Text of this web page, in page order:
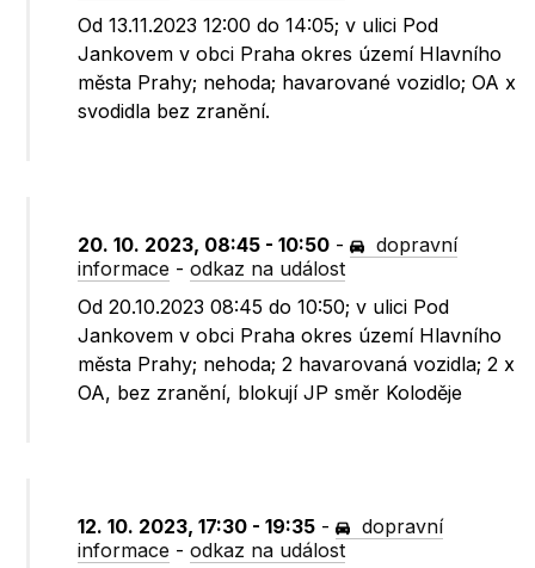
Od 13.11.2023 12:00 do 14:05; v ulici Pod
Jankovem v obci Praha okres území Hlavního
města Prahy; nehoda; havarované vozidlo; OA x
svodidla bez zranění.
20. 10. 2023, 08:45 - 10:50 -
dopravní
informace -odkaz na událost
Od 20.10.2023 08:45 do 10:50; v ulici Pod
Jankovem v obci Praha okres území Hlavního
města Prahy; nehoda; 2 havarovaná vozidla; 2 x
OA, bez zranění, blokují JP směr Koloděje
12. 10. 2023, 17:30 - 19:35 -
dopravní
informace -odkaz na událost